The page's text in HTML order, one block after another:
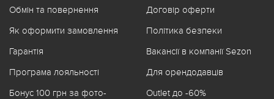
Обмін та повернення
Як оформити замовлення
Гарантія
Програма лояльності
Бонус 100 грн за фото-
Договір оферти
Політика безпеки
Вакансії в компанії Sezon
Для орендодавців
Outlet до -60%